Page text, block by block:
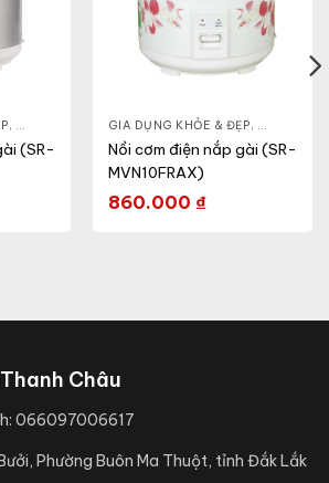
, NỒI - ẤM - CA - BÌNH, NỒI CƠM ĐIỆN
(SR-
GIA DỤNG KHỎE & ĐẸP, NỒI - ẤM -
Nồi cơm điện nắp gài (SR-
MVN10FRAX)
860.000 ₫
Châu
066097006617
Phường Buôn Ma Thuột, tỉnh Đắk Lắk